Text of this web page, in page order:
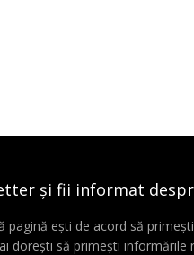
și fii informat
pagină ești de acord să
dorești să primești